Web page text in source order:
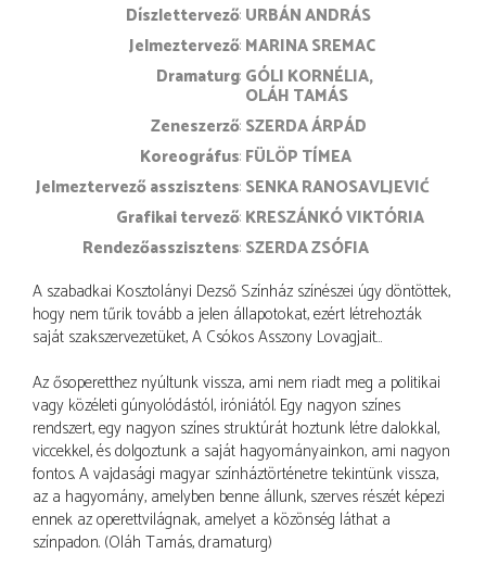
díszlettervező URBÁN ANDRÁS
jelmeztervező MARINA SREMAC
dramaturg GÓLI KORNÉLIA
OLÁH TAMÁS
zeneszerző SZERDA ÁRPÁD
koreográfus FÜLÖP TÍMEA
jelmeztervező asszisztens SENKA RANOSAVLJEVIĆ
grafikai tervező KRESZÁNKÓ VIKTÓRIA
rendezőasszisztens SZERDA ZSÓFIA
A szabadkai Kosztolányi Dezső Színház színészei úgy döntöttek,
hogy nem tűrik tovább a jelen állapotokat, ezért létrehozták
saját szakszervezetüket, A Csókos Asszony Lovagjait…
Az ősoperetthez nyúltunk vissza, ami nem riadt meg a politikai
vagy közéleti gúnyolódástól, iróniától. Egy nagyon színes
rendszert, egy nagyon színes struktúrát hoztunk létre dalokkal,
viccekkel, és dolgoztunk a saját hagyományainkon, ami nagyon
fontos. A vajdasági magyar színháztörténetre tekintünk vissza,
az a hagyomány, amelyben benne állunk, szerves részét képezi
ennek az operettvilágnak, amelyet a közönség láthat a
színpadon. (Oláh Tamás, dramaturg)